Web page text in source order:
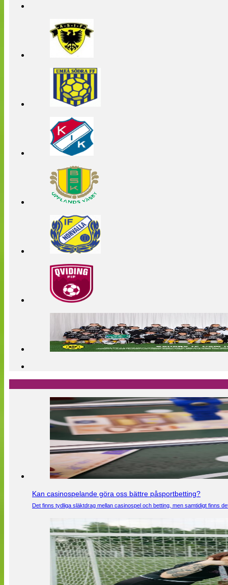
Kan casinospelande göra oss bättre påsportbetting?
Det finns tydliga släktdrag mellan casinospel och betting, men samtidigt finns